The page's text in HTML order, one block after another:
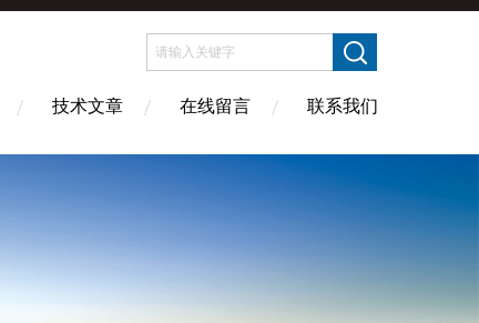
技术文章 在线留言 联系我们